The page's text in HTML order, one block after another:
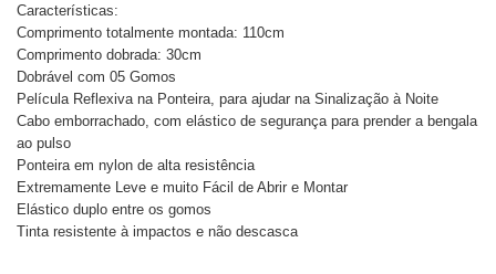
Características:
Comprimento totalmente montada: 110cm
Comprimento dobrada: 30cm
Dobrável com 05 Gomos
Película Reflexiva na Ponteira, para ajudar na Sinalização à Noite
Cabo emborrachado, com elástico de segurança para prender a bengala
ao pulso
Ponteira em nylon de alta resistência
Extremamente Leve e muito Fácil de Abrir e Montar
Elástico duplo entre os gomos
Tinta resistente à impactos e não descasca